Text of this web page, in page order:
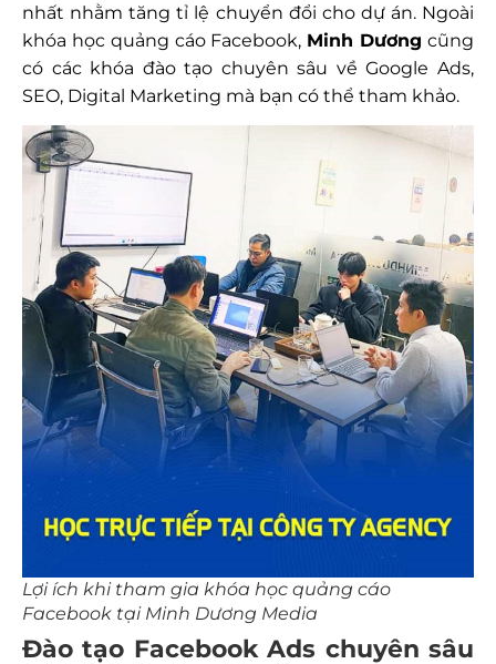
nhất nhằm tăng tỉ lệ chuyển đổi cho dự án. Ngoài
khóa học quảng cáo Facebook, Minh Dương cũng
có các khóa đào tạo chuyên sâu về Google Ads,
SEO, Digital Marketing mà bạn có thể tham khảo.
Lợi ích khi tham gia khóa học quảng cáo
Facebook tại Minh Dương Media
Đào tạo Facebook Ads chuyên sâu